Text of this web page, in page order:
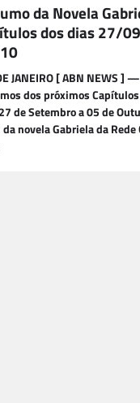
da Novela
dos dias 27/
JANEIRO [ ABN NEWS ] —
dos próximos
de Setembro a 05 de
novela Gabriela da